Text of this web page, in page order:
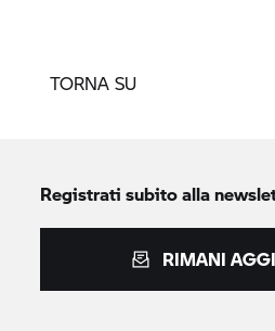
TORNA SU
Registrati subito alla
RIMANI